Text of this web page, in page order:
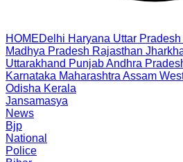
HOMEDelhi Haryana Uttar Pradesh
Madhya Pradesh Rajasthan
Uttarakhand PunjabAndhra
Karnataka Maharashtra Assam
Odisha Kerala
Jansamasya
News
Bjp
National
Police